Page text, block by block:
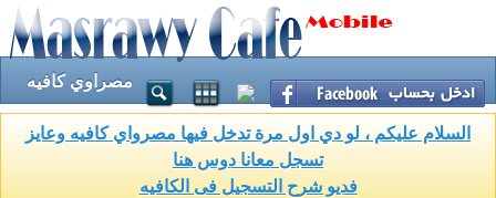
مصراوي كافيه
السلام عليكم ، لو دي اول مرة تدخل فيها مصرواي كافيه وعايز
تسجل معانا دوس هنا
فديو شرح التسجيل فى الكافيه